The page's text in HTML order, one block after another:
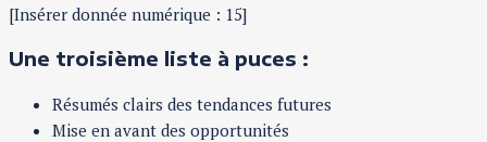
[Insérer donnée numérique : 15]
Une troisième liste à puces :
Résumés clairs des tendances futures
Mise en avant des opportunités